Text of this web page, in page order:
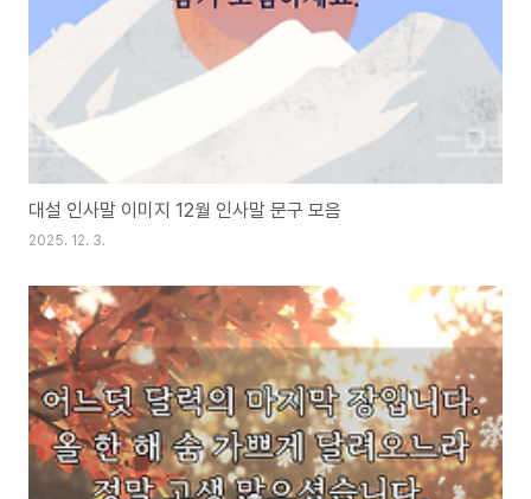
대설 인사말 이미지 12월 인사말 문구 모음
2025. 12. 3.